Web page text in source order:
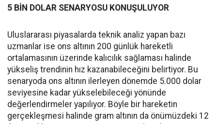
5 BİN DOLAR SENARYOSU KONUŞULUYOR
Uluslararası piyasalarda teknik analiz yapan bazı
uzmanlar ise ons altının 200 günlük hareketli
ortalamasının üzerinde kalıcılık sağlaması halinde
yükseliş trendinin hız kazanabileceğini belirtiyor. Bu
senaryoda ons altının ilerleyen dönemde 5.000 dolar
seviyesine kadar yükselebileceği yönünde
değerlendirmeler yapılıyor. Böyle bir hareketin
gerçekleşmesi halinde gram altının da önümüzdeki 12